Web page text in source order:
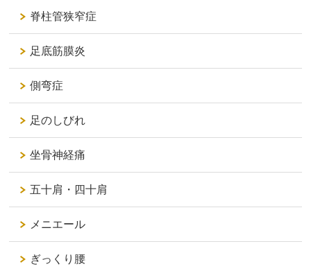
脊柱管狭窄症
足底筋膜炎
側弯症
足のしびれ
坐骨神経痛
五十肩・四十肩
メニエール
ぎっくり腰